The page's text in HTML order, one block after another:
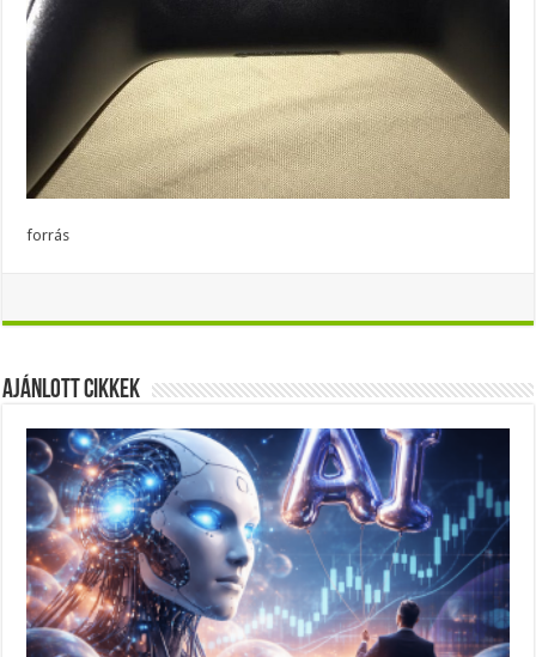
forrás
Ajánlott Cikkek